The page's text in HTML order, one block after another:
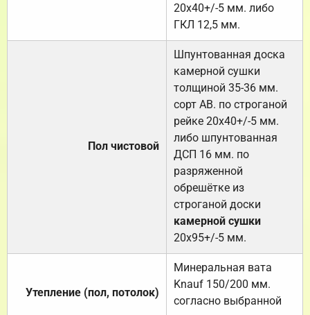
20х40+/-5 мм. либо
ГКЛ 12,5 мм.
Пол чистовой
Шпунтованная доска
камерной сушки
толщиной 35-36 мм.
сорт АВ. по строганой
рейке 20х40+/-5 мм.
либо шпунтованная
ДСП 16 мм. по
разряженной
обрешётке из
строганой доски
камерной сушки
20х95+/-5 мм.
Утепление (пол, потолок)
Минеральная вата
Knauf 150/200 мм.
согласно выбранной